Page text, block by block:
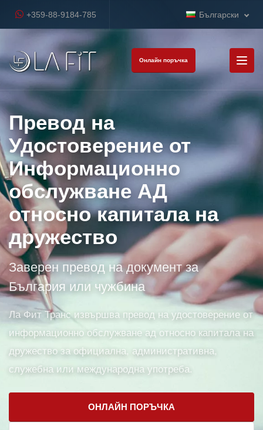
+359-88-9184-785 Български
Онлайн поръчка
Превод на
Удостоверение от
Информационно
обслужване АД
относно капитала на
дружество
Заверен превод на документ за
България или чужбина
Ла Фит Транс извършва превод на удостоверение от
информационно обслужване ад относно капитала на
дружество за официална, административна,
служебна или международна употреба.
ОНЛАЙН ПОРЪЧКА